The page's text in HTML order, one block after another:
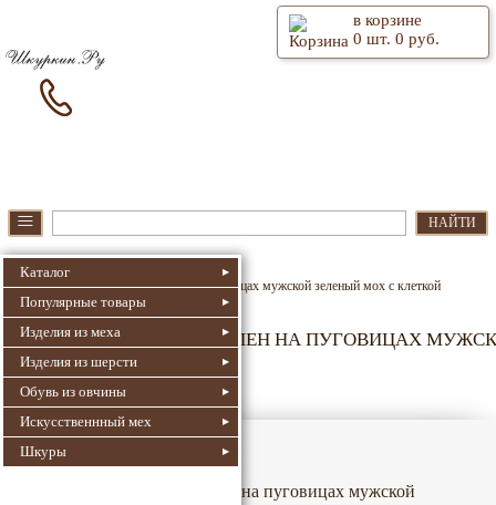
в корзине
0 шт. 0 руб.
≡ НАЙТИ
Каталог
Популярные товары
Изделия из меха
Изделия из шерсти
Обувь из овчины
Искусственнный мех
Шкуры
Шкуркин.Ру
Жилет из шерсти Альпен на пуговицах мужской зеленый мох с клеткой
ЖИЛЕТ ИЗ ШЕРСТИ АЛЬПЕН НА ПУГОВИЦАХ
Номер для поиска:
Артикул: jm-alpen11-aw
Жилет из шерсти Альпен на пуговицах мужской